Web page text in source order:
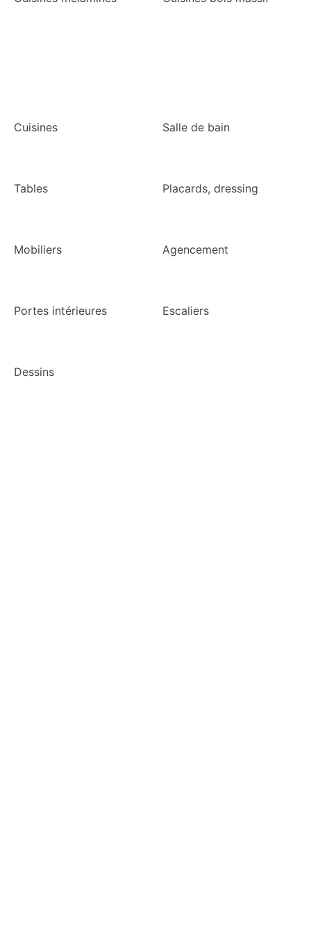
Cuisines Salle de bain
Tables Placards, dressing
Mobiliers Agencement
Portes intérieures Escaliers
Dessins